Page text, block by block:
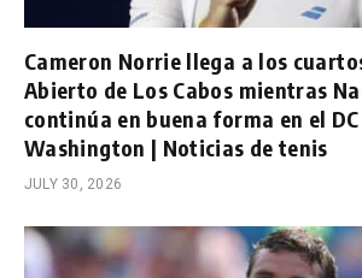
Cameron Norrie llega a los
Abierto de Los Cabos mientras
continúa en buena forma en el DC
Washington | Noticias de tenis
JULY 30, 2026